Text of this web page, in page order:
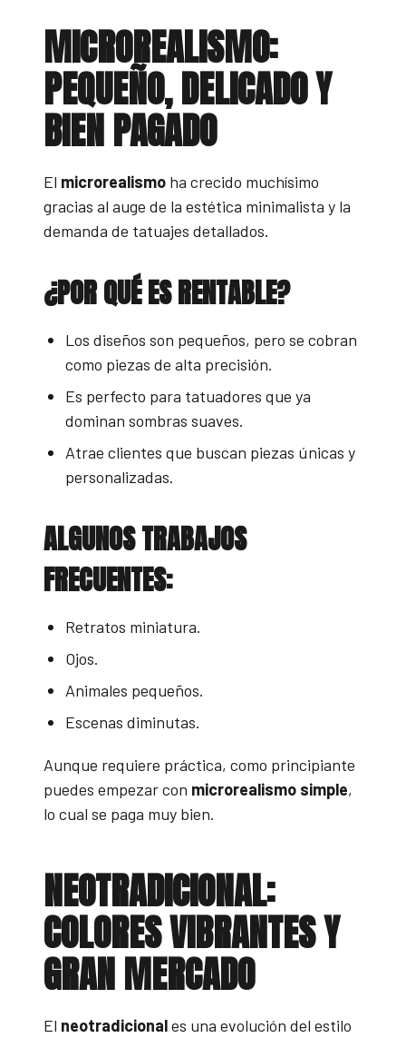
MICROREALISMO:
PEQUEÑO, DELICADO Y
BIEN PAGADO
El microrealismo ha crecido muchísimo
gracias al auge de la estética minimalista y la
demanda de tatuajes detallados.
¿POR QUÉ ES RENTABLE?
Los diseños son pequeños, pero se cobran
como piezas de alta precisión.
Es perfecto para tatuadores que ya
dominan sombras suaves.
Atrae clientes que buscan piezas únicas y
personalizadas.
ALGUNOS TRABAJOS
FRECUENTES:
Retratos miniatura.
Ojos.
Animales pequeños.
Escenas diminutas.
Aunque requiere práctica, como principiante
puedes empezar con microrealismo simple,
lo cual se paga muy bien.
NEOTRADICIONAL:
COLORES VIBRANTES Y
GRAN MERCADO
El neotradicionales una evolución del estilo